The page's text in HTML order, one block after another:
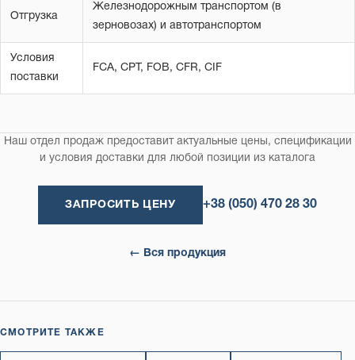
Отгрузка
Железнодорожным транспортом (в
зерновозах) и автотранспортом
Условия
поставки
FCA, CPT, FOB, CFR, CIF
Наш отдел продаж предоставит актуальные цены, спецификации
и условия доставки для любой позиции из каталога
ЗАПРОСИТЬ ЦЕНУ +38 (050) 470 28 30
← Вся продукция
СМОТРИТЕ ТАКЖЕ